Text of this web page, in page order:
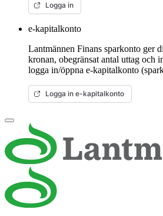
Logga in
e-kapitalkonto
Lantmännen Finans sparkonto ger
kronan, obegränsat antal uttag och
logga in/öppna e-kapitalkonto
Logga in e-kapitalkonto